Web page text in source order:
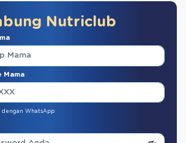
Nutriclub
Mama
WhatsApp